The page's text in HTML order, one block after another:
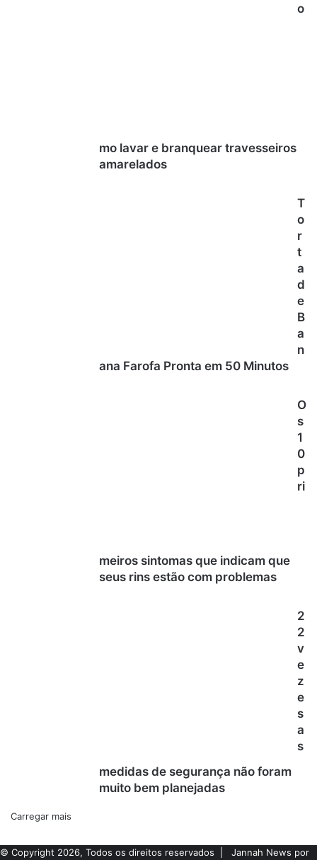
o
mo lavar e branquear travesseiros
amarelados
T
o
r
t
a
d
e
B
a
n
ana Farofa Pronta em 50 Minutos
O
s
1
0
p
ri
meiros sintomas que indicam que
seus rins estão com problemas
2
2
v
e
z
e
s
a
s
medidas de segurança não foram
muito bem planejadas
Carregar mais
© Copyright 2026, Todos os direitos reservados | Jannah News por